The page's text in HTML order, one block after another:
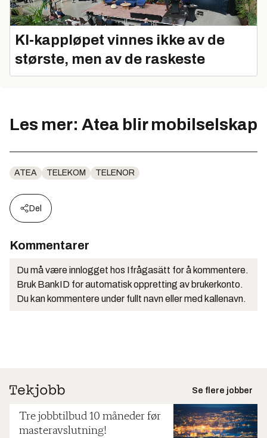
KI‑kappløpet vinnes ikke av de
største, men av de raskeste
Les mer: Atea blir mobilselskap
ATEA TELEKOM TELENOR
Del
Kommentarer
Du må være innlogget hos Ifrågasätt for å kommentere.
Bruk BankID for automatisk oppretting av brukerkonto.
Du kan kommentere under fullt navn eller med kallenavn.
Se flere jobber
Tre jobbtilbud 10 måneder før
masteravslutning!